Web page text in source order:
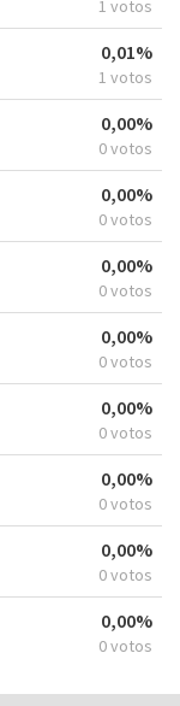
1 votos
0,01%
1 votos
0,00%
0 votos
0,00%
0 votos
0,00%
0 votos
0,00%
0 votos
0,00%
0 votos
0,00%
0 votos
0,00%
0 votos
0,00%
0 votos